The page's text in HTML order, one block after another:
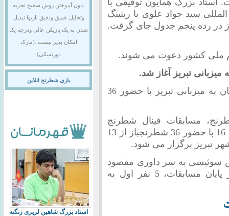
المللی سید جواد علوی با ریتینگ
با برتری بر وی و کسب 7.5 امتیاز در رده پنجم جدول جای گرفت.
ملی کشور دعوت می شوند.
تبریز آغاز شد.
مسابقات فینال شطرنج قهرمانی کشور آقایان به میزبانی تبریز با حضور 36
مسابقات فینال شطرنج
قهرمانی کشور آقایان امروز 6 آذر ماه ساعت 16 با حضور 36 شطرنجباز از 13
تبریز برگزار می شود.
در 11 دور به روش سوئیسی به سر داوری مقصود
گیاهی داور بین المللی برگزار می شود. در پایان مسابقات، 5 نفر اول به
بدون آموختن روش صحیح تجزیه
وتحلیل عمیق ودقیق بازیها تبدیل
شدن به یک بازیکن عالی ودرجه یک
امکان پذیر نیست .(مارک
دورتسکی)
بازی شطرنج انلاین
استاد بزرگ شاهین لرپری زنگنه